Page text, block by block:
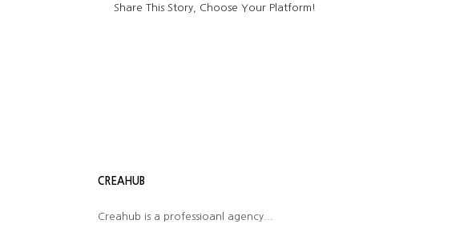
Share This Story, Choose Your Platform!
CREAHUB
Creahub is a professioanl agency...